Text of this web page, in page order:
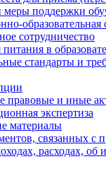
меры поддержки
образовательная
сотрудничество
в
стандарты и
правовые и иные
экспертиза
материалы
связанных с
расходах, об